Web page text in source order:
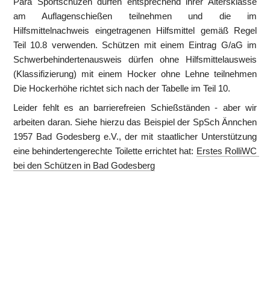
am Auflagenschießen teilnehmen und die im
Hilfsmittelnachweis eingetragenen Hilfsmittel gemäß Regel
Teil 10.8 verwenden. Schützen mit einem Eintrag G/aG im
Schwerbehindertenausweis dürfen ohne Hilfsmittelausweis
(Klassifizierung) mit einem Hocker ohne Lehne teilnehmen
Die Hockerhöhe richtet sich nach der Tabelle im Teil 10.
Leider fehlt es an barrierefreien Schießständen - aber wir
arbeiten daran. Siehe hierzu das Beispiel der SpSch Ännchen
1957 Bad Godesberg e.V., der mit staatlicher Unterstützung
eine behindertengerechte Toilette errichtet hat: Erstes RolliWC
bei den Schützen in Bad Godesberg